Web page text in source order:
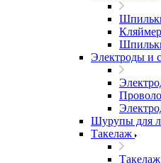
Электроды и
Шурупы для
Такелаж
Такелаж